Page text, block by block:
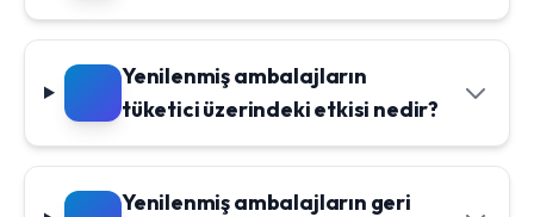
Yenilenmiş ambalajların
tüketici üzerindeki etkisi nedir?
Yenilenmiş ambalajların geri